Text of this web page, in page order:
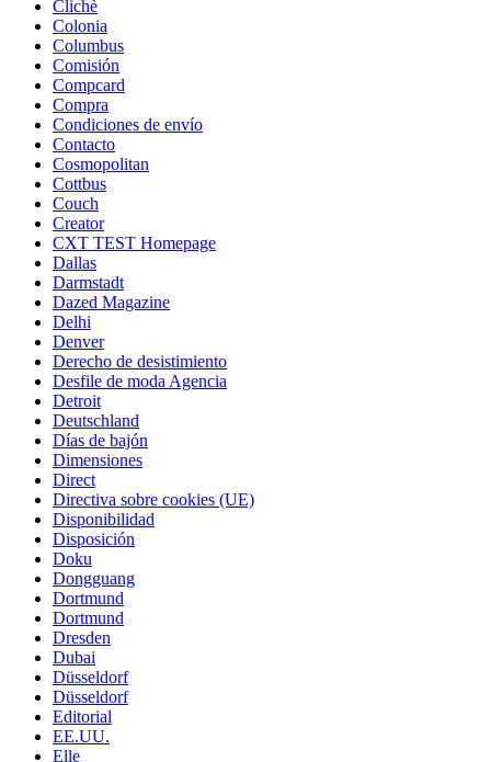
Clichè
Colonia
Columbus
Comisión
Compcard
Compra
Condiciones de envío
Contacto
Cosmopolitan
Cottbus
Couch
Creator
CXT TEST Homepage
Dallas
Darmstadt
Dazed Magazine
Delhi
Denver
Derecho de desistimiento
Desfile de moda Agencia
Detroit
Deutschland
Días de bajón
Dimensiones
Direct
Directiva sobre cookies (UE)
Disponibilidad
Disposición
Doku
Dongguang
Dortmund
Dortmund
Dresden
Dubai
Düsseldorf
Düsseldorf
Editorial
EE.UU.
Elle